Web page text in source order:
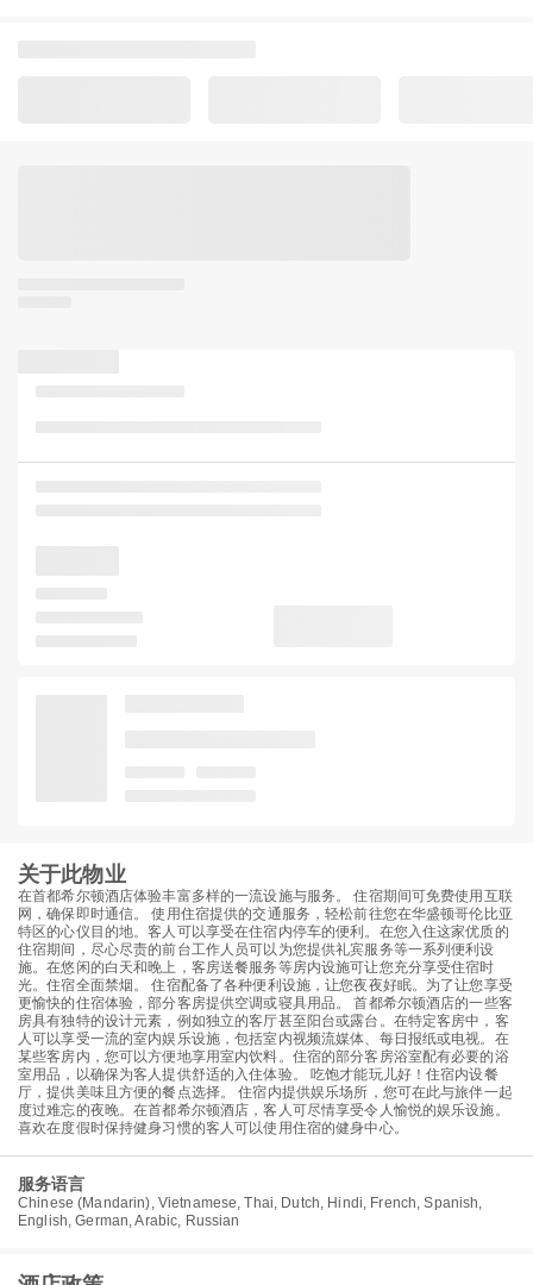
关于此物业
在首都希尔顿酒店体验丰富多样的一流设施与服务。 住宿期间可免费使用互联
网，确保即时通信。 使用住宿提供的交通服务，轻松前往您在华盛顿哥伦比亚
特区的心仪目的地。客人可以享受在住宿内停车的便利。在您入住这家优质的
住宿期间，尽心尽责的前台工作人员可以为您提供礼宾服务等一系列便利设
施。在悠闲的白天和晚上，客房送餐服务等房内设施可让您充分享受住宿时
光。住宿全面禁烟。 住宿配备了各种便利设施，让您夜夜好眠。为了让您享受
更愉快的住宿体验，部分客房提供空调或寝具用品。 首都希尔顿酒店的一些客
房具有独特的设计元素，例如独立的客厅甚至阳台或露台。在特定客房中，客
人可以享受一流的室内娱乐设施，包括室内视频流媒体、每日报纸或电视。在
某些客房内，您可以方便地享用室内饮料。住宿的部分客房浴室配有必要的浴
室用品，以确保为客人提供舒适的入住体验。 吃饱才能玩儿好！住宿内设餐
厅，提供美味且方便的餐点选择。 住宿内提供娱乐场所，您可在此与旅伴一起
度过难忘的夜晚。在首都希尔顿酒店，客人可尽情享受令人愉悦的娱乐设施。
喜欢在度假时保持健身习惯的客人可以使用住宿的健身中心。
服务语言
Chinese (Mandarin), Vietnamese, Thai, Dutch, Hindi, French, Spanish,
English, German, Arabic, Russian